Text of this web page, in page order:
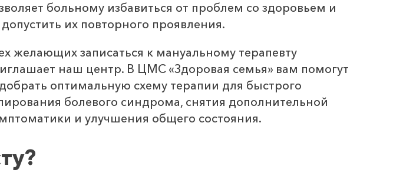
больному избавиться от проблем со здоровьем и
допустить их повторного проявления.
желающих записаться к мануальному терапевту
наш центр. В ЦМС «Здоровая семья» вам помогут
оптимальную схему терапии для быстрого
болевого синдрома, снятия дополнительной
и улучшения общего состояния.